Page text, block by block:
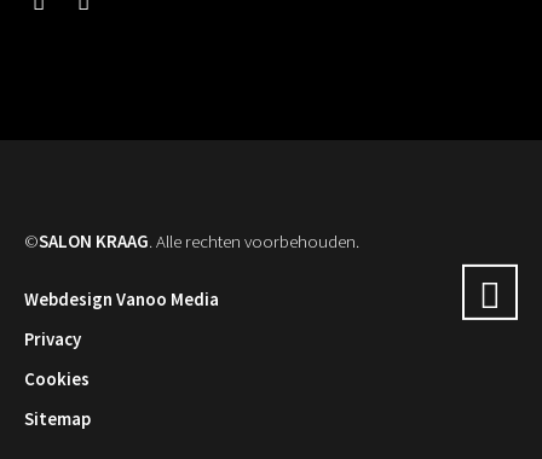
©SALON KRAAG. Alle rechten voorbehouden.
Webdesign Vanoo Media
Privacy
Cookies
Sitemap